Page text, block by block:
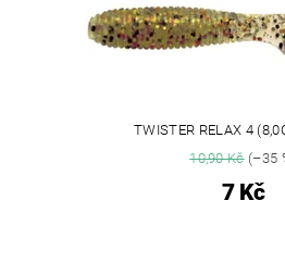
TWISTER RELAX 4
10,90 Kč(–35
7 Kč